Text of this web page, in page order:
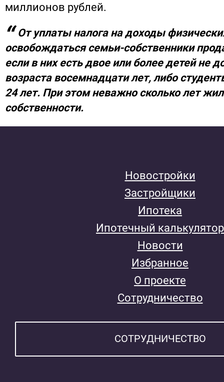
миллионов рублей.
От уплаты налога на доходы
освобождаться семьи-собственники
если в них есть двое или более детей не
возраста восемнадцати лет, либо
24 лет. При этом неважно сколько лет
собственности.
Новостройки
Застройщики
Ипотека
Ипотечный калькулятор
Новости
Избранное
О проекте
Сотрудничество
СОТРУДНИЧЕСТВО